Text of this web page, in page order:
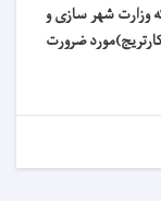
وزارت شهر سازی و
39 قلم رنگ باب(کارتریج)مورد ضرورت